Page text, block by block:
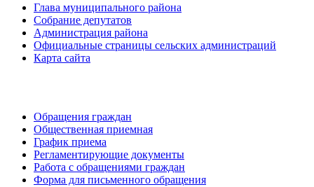
Глава муниципального района
Собрание депутатов
Администрация района
Официальные страницы сельских администраций
Карта сайта
Обращения граждан
Общественная приемная
График приема
Регламентирующие документы
Работа с обращениями граждан
Форма для письменного обращения